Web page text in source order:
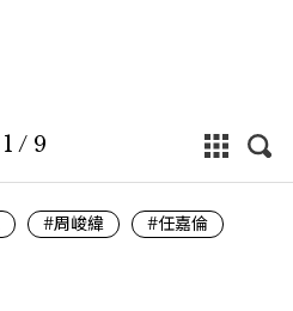
1 / 9
#周峻緯
#任嘉倫